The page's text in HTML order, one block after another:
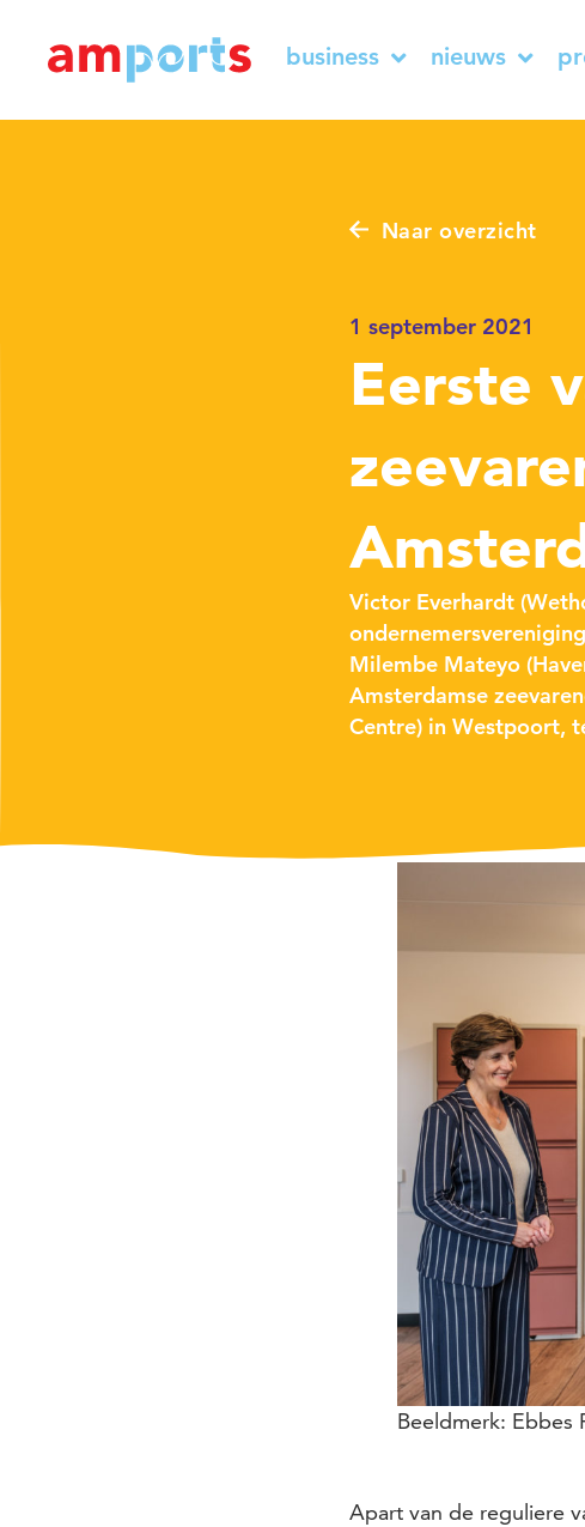
business nieuws
Naar overzicht
1 september 2021
Eerste
Victor Everhardt
Milembe Mateyo
Amsterdamse
Centre) in Westpoort,
Beeldmerk: Ebbes
Apart van de reguliere